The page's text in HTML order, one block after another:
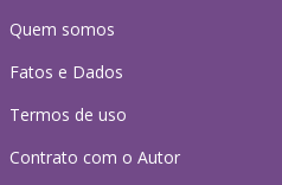
Quem somos
Fatos e Dados
Termos de uso
Contrato com o Autor